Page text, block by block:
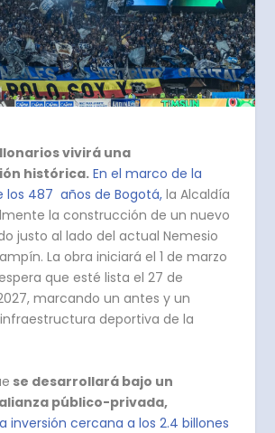
vivirá una
histórica. En el marco de la
los 487 años de Bogotá, la Alcaldía
la construcción de un nuevo
justo al lado del actual Nemesio
La obra iniciará el 1 de marzo
que esté lista el 27 de
marcando un antes y un
deportiva de la
se desarrollará bajo un
público-privada,
inversión cercana a los 2.4 billones